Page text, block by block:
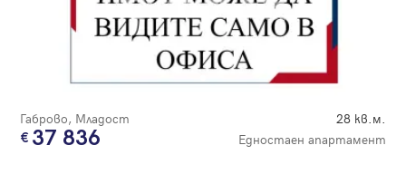
Габрово, Младост 28 кв.м.
37 836 Едностаен апартамент